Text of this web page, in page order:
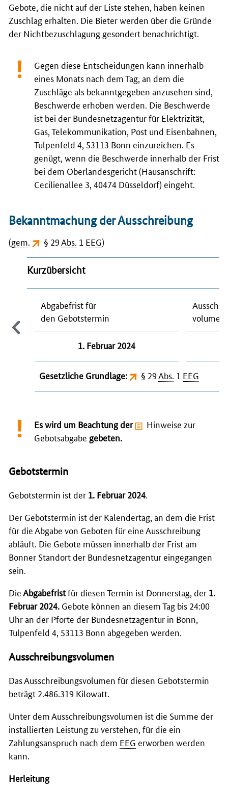
Gebote, die nicht auf der Liste stehen, haben keinen
Zuschlag erhalten. Die Bieter werden über die Gründe
der Nichtbezuschlagung gesondert benachrichtigt.
Gegen diese Entscheidungen kann innerhalb
eines Monats nach dem Tag, an dem die
Zuschläge als bekanntgegeben anzusehen sind,
Beschwerde erhoben werden. Die Beschwerde
ist bei der Bundesnetzagentur für Elektrizität,
Gas, Telekommunikation, Post und Eisenbahnen,
Tulpenfeld 4, 53113 Bonn einzureichen. Es
genügt, wenn die Beschwerde innerhalb der Frist
bei dem Oberlandesgericht (Hausanschrift:
Cecilienallee 3, 40474 Düsseldorf) eingeht.
Bekanntmachung der Ausschreibung
(gem. § 29Abs. 1 EEG)
Kurzübersicht
Abgabefrist für
den Gebotstermin
volumen
1. Februar 2024
Gesetzliche Grundlage: § 29Abs. 1 EEG
Es wird um Beachtung der
Hinweise zur
Gebotsabgabe gebeten.
Gebotstermin
Gebotstermin ist der 1. Februar 2024.
Der Gebotstermin ist der Kalendertag, an dem die Frist
für die Abgabe von Geboten für eine Ausschreibung
abläuft. Die Gebote müssen innerhalb der Frist am
Bonner Standort der Bundesnetzagentur eingegangen
sein.
DieAbgabefristfür diesen Termin ist Donnerstag, der 1.
Februar 2024. Gebote können an diesem Tag bis 24:00
Uhr an der Pforte der Bundesnetzagentur in Bonn,
Tulpenfeld 4, 53113 Bonn abgegeben werden.
Ausschreibungsvolumen
Das Ausschreibungsvolumen für diesen Gebotstermin
beträgt 2.486.319 Kilowatt.
Unter dem Ausschreibungsvolumen ist die Summe der
installierten Leistung zu verstehen, für die ein
Zahlungsanspruch nach dem EEG erworben werden
kann.
Herleitung